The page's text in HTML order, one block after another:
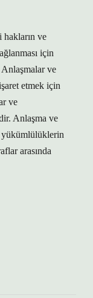
hakların ve
için
Anlaşmalar ve
etmek için
ve
Anlaşma ve
yükümlülüklerin
arasında